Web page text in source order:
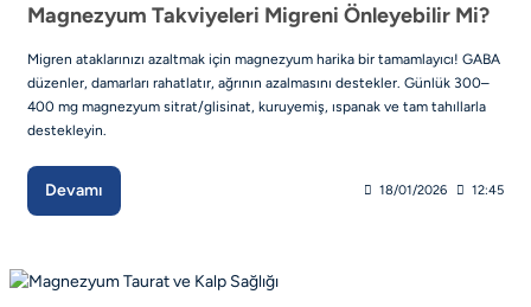
Magnezyum Takviyeleri Migreni Önleyebilir Mi?
Migren ataklarınızı azaltmak için magnezyum harika bir tamamlayıcı! GABA
düzenler, damarları rahatlatır, ağrının azalmasını destekler. Günlük 300–
400 mg magnezyum sitrat/glisinat, kuruyemiş, ıspanak ve tam tahıllarla
destekleyin.
Devamı 18/01/2026 12:45